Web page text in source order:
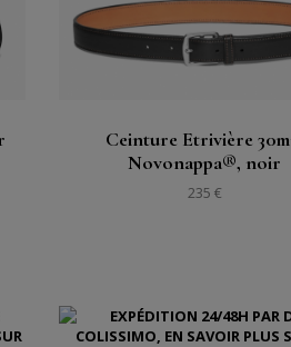
Voir Acheter
Ceinture Etrivière
Novonappa®, noir
235 €